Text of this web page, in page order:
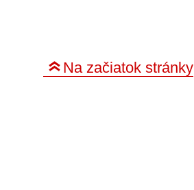
Na začiatok stránky